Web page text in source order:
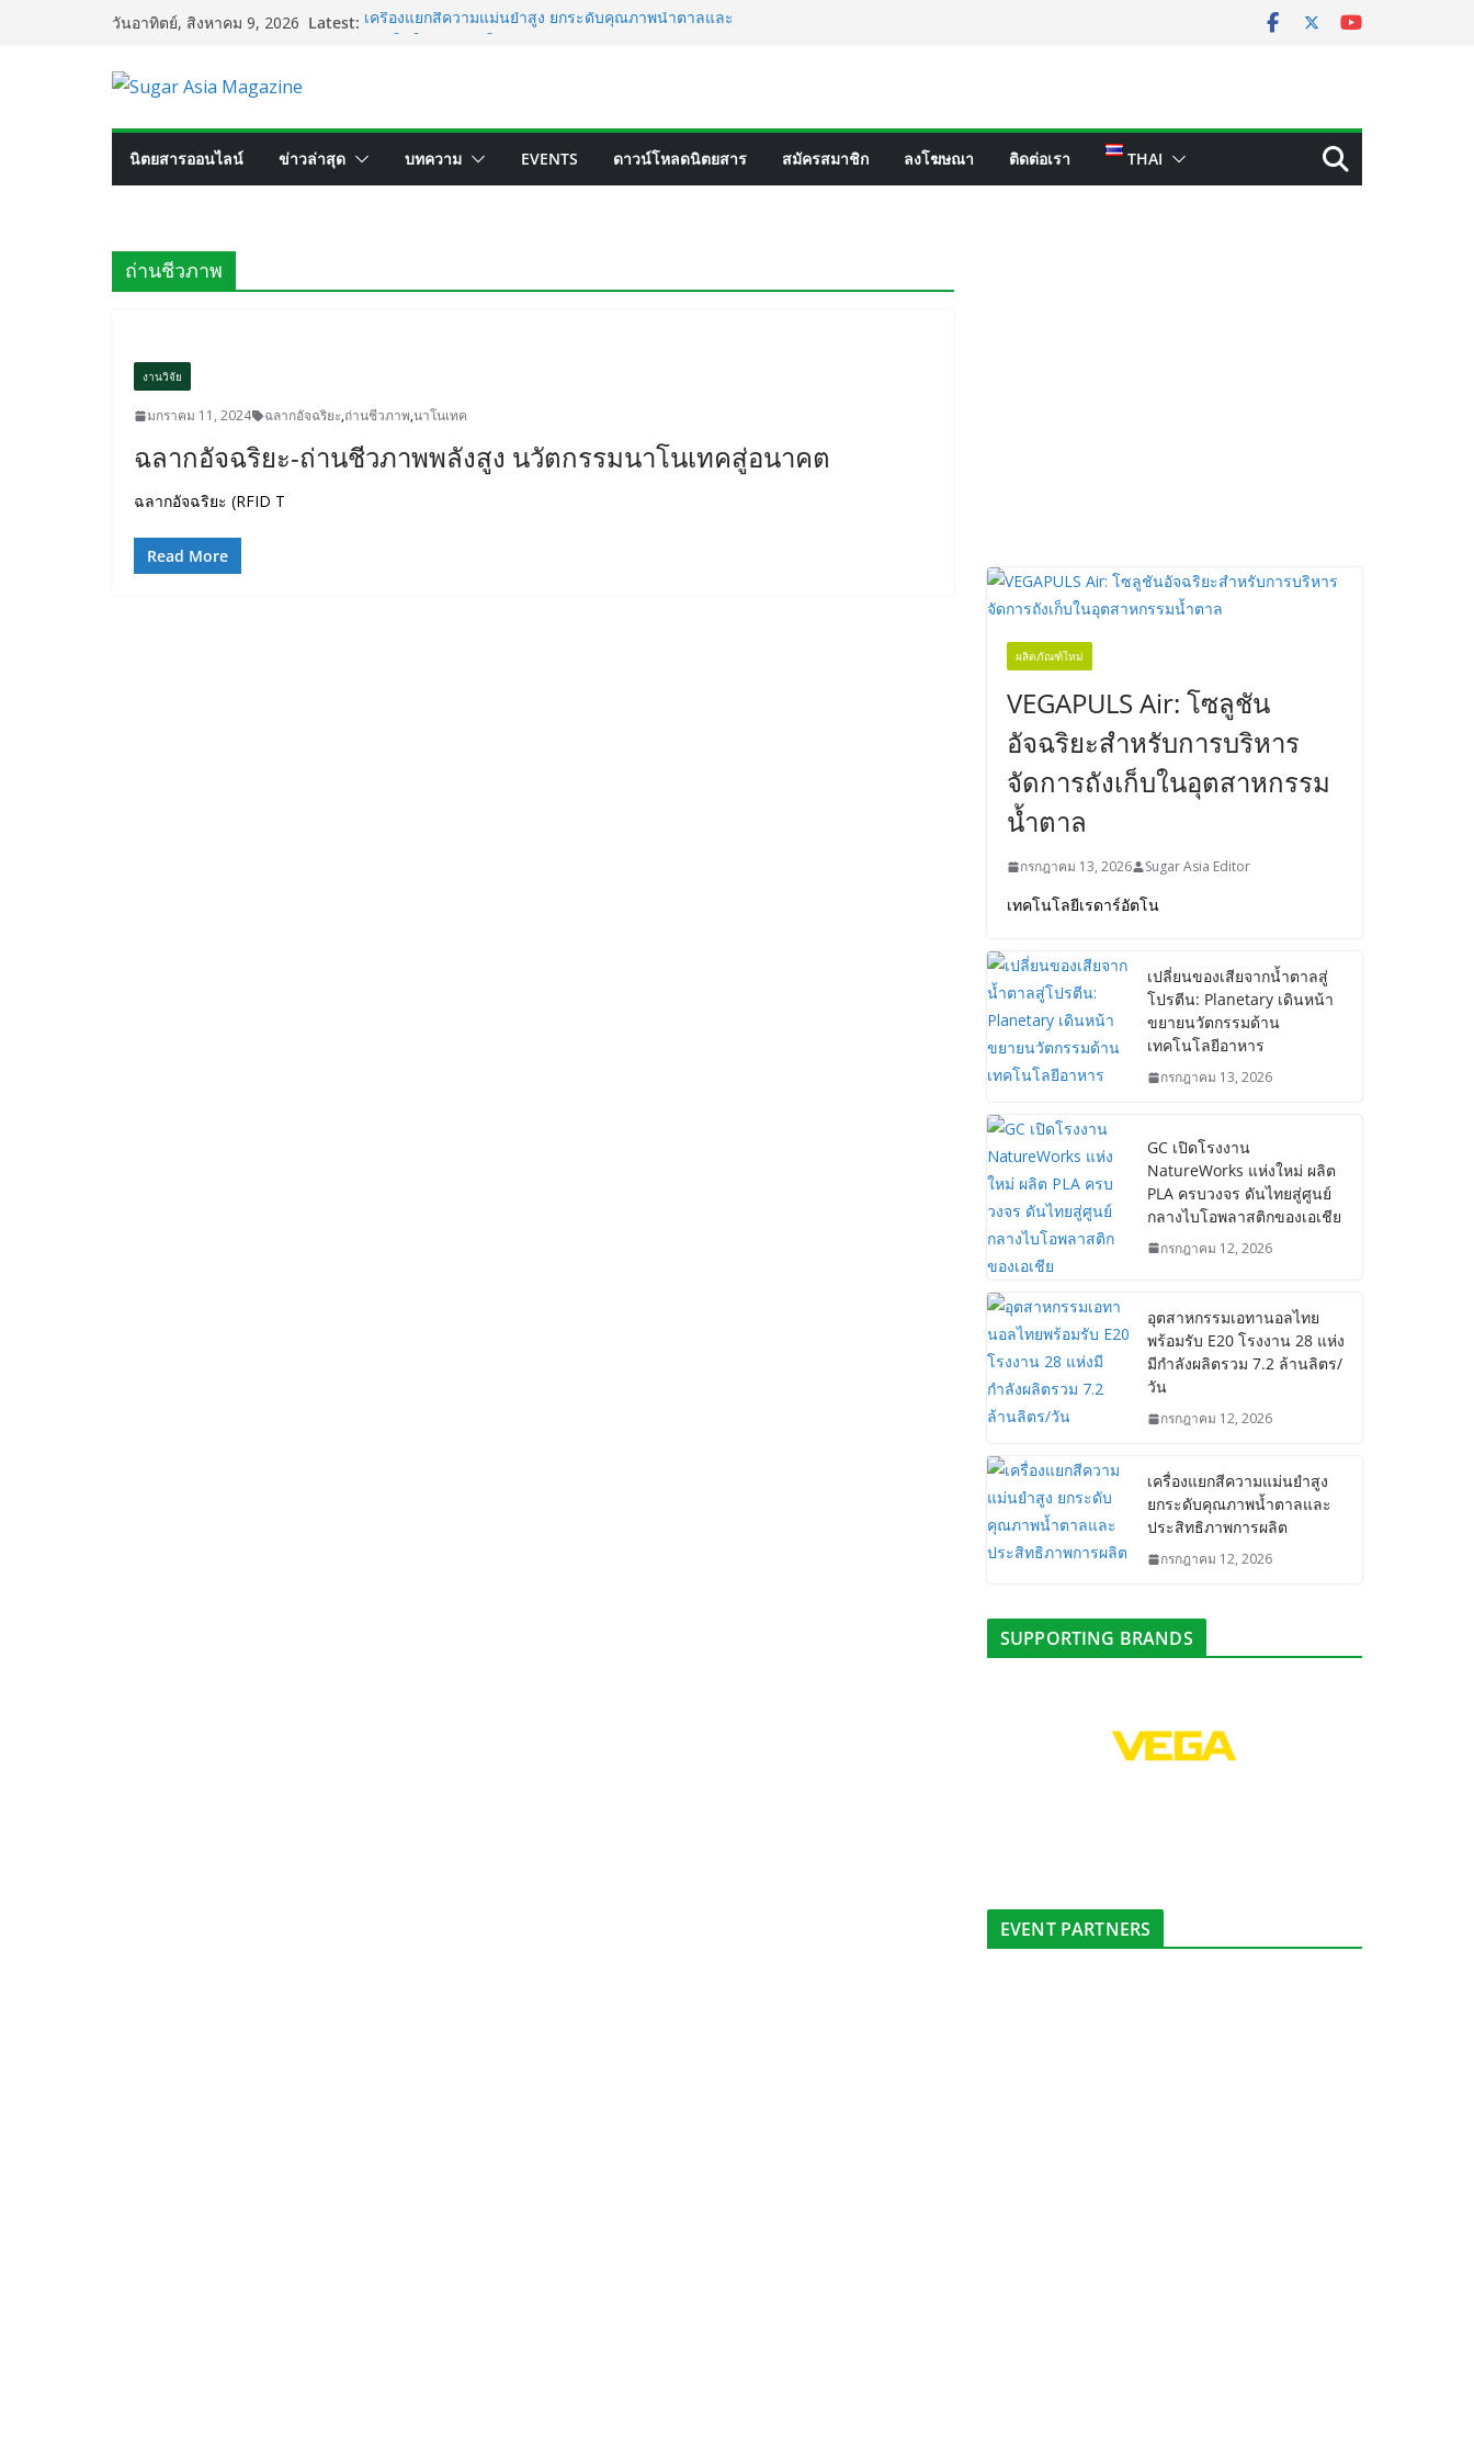
วันอาทิตย์, สิงหาคม 9, 2026 Latest: เครื่องแยกสีความแม่นยำสูง ยกระดับคุณภาพน้ำตาลและ
นวัตกรรมด้านเทคโนโลยีอาหาร
GC เปิดโรงงาน NatureWorks แห่งใหม่ ผลิต PLA ครบวงจร ดัน
นิตยสารออนไลน์ ข่าวล่าสุด บทความ EVENTS ดาวน์โหลดนิตยสาร สมัครสมาชิก ลงโฆษณา ติดต่อเรา THAI
ถ่านชีวภาพ
งานวิจัย
มกราคม 11, 2024 ฉลากอัจฉริยะ,ถ่านชีวภาพ,นาโนเทค
ฉลากอัจฉริยะ-ถ่านชีวภาพพลังสูง นวัตกรรมนาโนเทคสู่อนาคต
ฉลากอัจฉริยะ (RFID T
Read More
ผลิตภัณฑ์ใหม่
VEGAPULS Air: โซลูชัน
อัจฉริยะสำหรับการบริหาร
จัดการถังเก็บในอุตสาหกรรม
น้ำตาล
กรกฎาคม 13, 2026 Sugar Asia Editor
เทคโนโลยีเรดาร์อัตโน
เปลี่ยนของเสียจากน้ำตาลสู่
โปรตีน: Planetary เดินหน้า
ขยายนวัตกรรมด้าน
เทคโนโลยีอาหาร
กรกฎาคม 13, 2026
GC เปิดโรงงาน
NatureWorks แห่งใหม่ ผลิต
PLA ครบวงจร ดันไทยสู่ศูนย์
กลางไบโอพลาสติกของเอเชีย
กรกฎาคม 12, 2026
อุตสาหกรรมเอทานอลไทย
พร้อมรับ E20 โรงงาน 28 แห่ง
มีกำลังผลิตรวม 7.2 ล้านลิตร/
วัน
กรกฎาคม 12, 2026
เครื่องแยกสีความแม่นยำสูง
ยกระดับคุณภาพน้ำตาลและ
ประสิทธิภาพการผลิต
กรกฎาคม 12, 2026
SUPPORTING BRANDS
EVENT PARTNERS